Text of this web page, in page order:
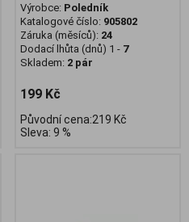
Výrobce: Poledník
Katalogové číslo: 905802
Záruka (měsíců): 24
Dodací lhůta (dnů) 1 - 7
Skladem: 2 pár
199 Kč
Původní cena:219 Kč
Sleva: 9 %